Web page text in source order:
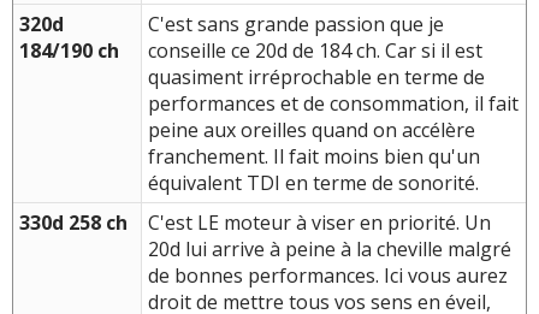
320d
184/190 ch
C'est sans grande passion que je
conseille ce 20d de 184 ch. Car si il est
quasiment irréprochable en terme de
performances et de consommation, il fait
peine aux oreilles quand on accélère
franchement. Il fait moins bien qu'un
équivalent TDI en terme de sonorité.
330d 258 ch
C'est LE moteur à viser en priorité. Un
20d lui arrive à peine à la cheville malgré
de bonnes performances. Ici vous aurez
droit de mettre tous vos sens en éveil,